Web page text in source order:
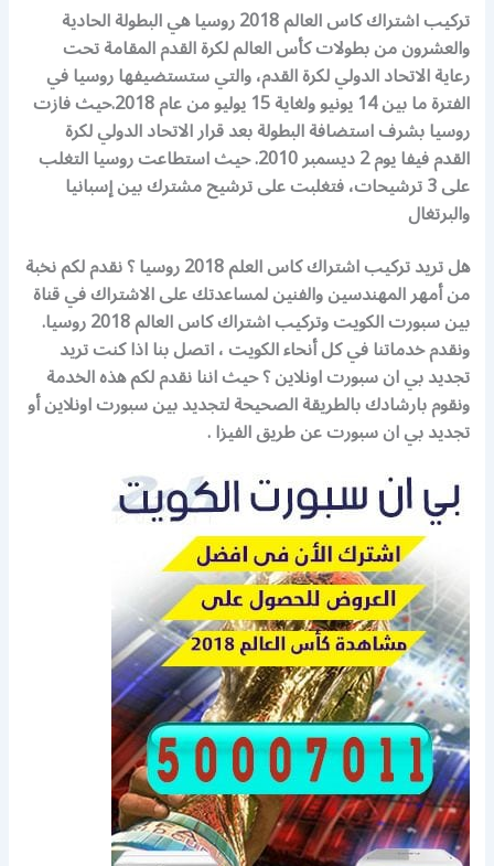
تركيب اشتراك كاس العالم 2018 روسيا هي البطولة الحادية
والعشرون من بطولات كأس العالم لكرة القدم المقامة تحت
رعاية الاتحاد الدولي لكرة القدم، والتي ستستضيفها روسيا في
الفترة ما بين 14 يونيو ولغاية 15 يوليو من عام 2018.حيث فازت
روسيا بشرف استضافة البطولة بعد قرار الاتحاد الدولي لكرة
القدم فيفا يوم 2 ديسمبر 2010. حيث استطاعت روسيا التغلب
على 3 ترشيحات، فتغلبت على ترشيح مشترك بين إسبانيا
والبرتغال
هل تريد تركيب اشتراك كاس العلم 2018 روسيا ؟ نقدم لكم نخبة
من أمهر المهندسين والفنين لمساعدتك على الاشتراك في قناة
بين سبورت الكويت وتركيب اشتراك كاس العالم 2018 روسيا.
ونقدم خدماتنا في كل أنحاء الكويت ، اتصل بنا اذا كنت تريد
تجديد بي ان سبورت اونلاين ؟ حيث اننا نقدم لكم هذه الخدمة
ونقوم بارشادك بالطريقة الصحيحة لتجديد بين سبورت اونلاين أو
تجديد بي ان سبورت عن طريق الفيزا .